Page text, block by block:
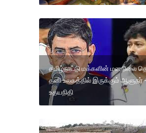
தமிழ்நாட்டு மக்களின் மனநிலை
தனி உலகத்தில் இருக்கும் ஆளுநர் -
உதயநிதி